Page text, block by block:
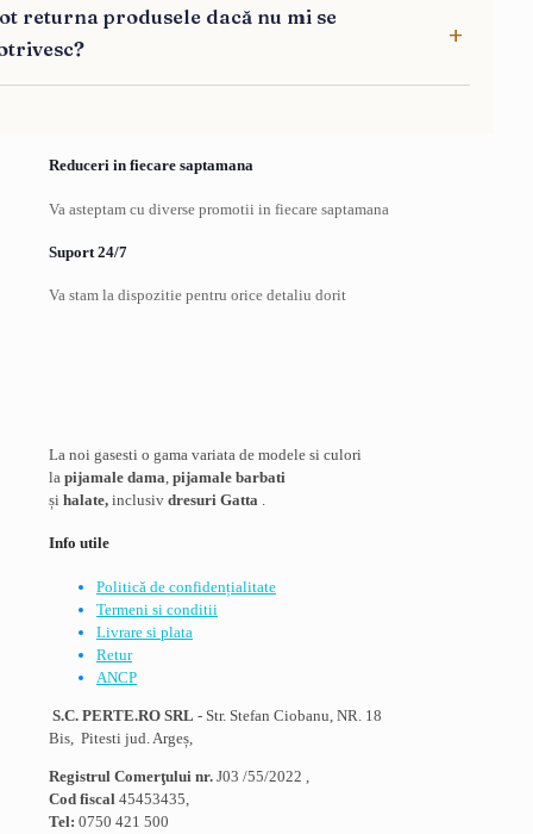
returna produsele dacă nu mi se
Reduceri in fiecare saptamana
Va asteptam cu diverse promotii in fiecare saptamana
Suport 24/7
Va stam la dispozitie pentru orice detaliu dorit
La noi gasesti o gama variata de modele si culori
la pijamale dama, pijamale barbati
și halate, inclusiv dresuri Gatta .
Info utile
Politică de confidențialitate
Termeni si conditii
Livrare si plata
Retur
ANCP
S.C. PERTE.RO SRL - Str. Stefan Ciobanu, NR. 18
Bis, Pitesti jud. Argeș,
Registrul Comerţului nr. J03 /55/2022 ,
Cod fiscal 45453435,
Tel: 0750 421 500